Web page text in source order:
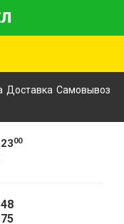
Доставка Самовывоз
2300